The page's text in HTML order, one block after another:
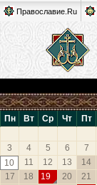
Православие.Ru
Пн Вт Ср Чт Пт
3
4 5 6 7
10
11 12 13 14
17
18 19 20 21